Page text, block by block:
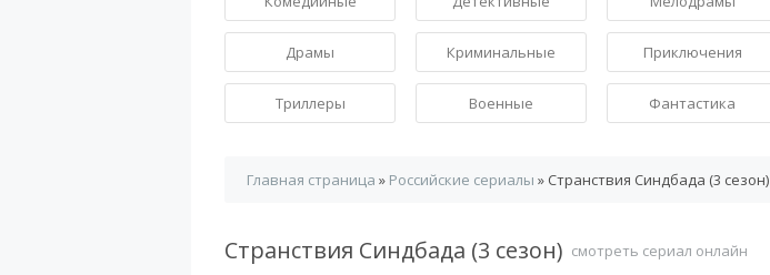
Драмы Криминальные Приключения
Триллеры Военные Фантастика
Главная страница » Российские сериалы » Странствия Синдбада (3 сезон)
Странствия Синдбада (3 сезон) смотреть сериал онлайн